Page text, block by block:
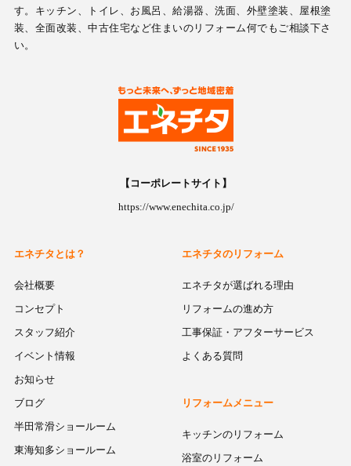
す。キッチン、トイレ、お風呂、給湯器、洗面、外壁塗装、屋根塗
装、全面改装、中古住宅など住まいのリフォーム何でもご相談下さ
い。
【コーポレートサイト】
https://www.enechita.co.jp/
エネチタとは？
会社概要
コンセプト
スタッフ紹介
イベント情報
お知らせ
ブログ
半田常滑ショールーム
東海知多ショールーム
エネチタのリフォーム
エネチタが選ばれる理由
リフォームの進め方
工事保証・アフターサービス
よくある質問
リフォームメニュー
キッチンのリフォーム
浴室のリフォーム